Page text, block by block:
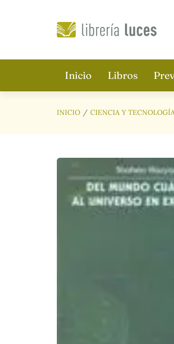
Inicio Libros
INICIO CIENCIA Y